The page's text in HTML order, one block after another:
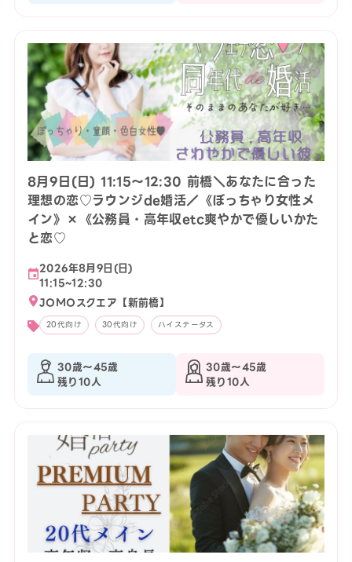
8月9日(日) 11:15〜12:30 前橋＼あなたに合った
理想の恋♡ラウンジde婚活／《ぽっちゃり女性メ
イン》×《公務員・高年収etc爽やかで優しいかた
と恋♡
2026年8月9日(日)
11:15~12:30
JOMOスクエア【新前橋】
20代向け 30代向け ハイステータス
30歳〜45歳
残り10人
30歳〜45歳
残り10人